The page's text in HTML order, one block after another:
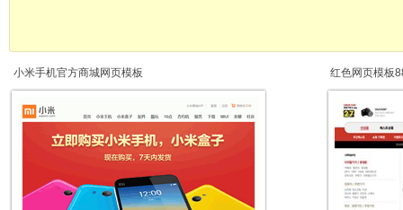
小米手机官方商城网页模板 红色网页模板